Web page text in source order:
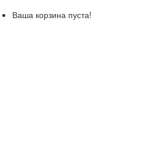
Ваша корзина пуста!